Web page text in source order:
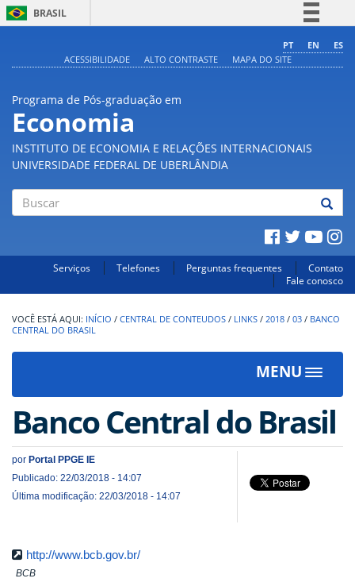
BRASIL
Comunica BR
PT EN
ES
ACESSIBILIDADE
ALTO CONTRASTE MAPA DO SITE
Programa de Pós-graduação em
Economia
INSTITUTO DE ECONOMIA E RELAÇÕES INTERNACIONAIS
UNIVERSIDADE FEDERAL DE UBERLÂNDIA
Serviços Telefones Perguntas frequentes
Contato
Fale conosco
INÍCIO / CENTRAL DE CONTEUDOS / LINKS / 2018 / 03 / BANCO
CENTRAL DO BRASIL
MENU
Toggle
Banco Central do Brasil
por Portal PPGE IE
Publicado: 22/03/2018 - 14:07
Última modificação: 22/03/2018 - 14:07
http://www.bcb.gov.br/
BCB